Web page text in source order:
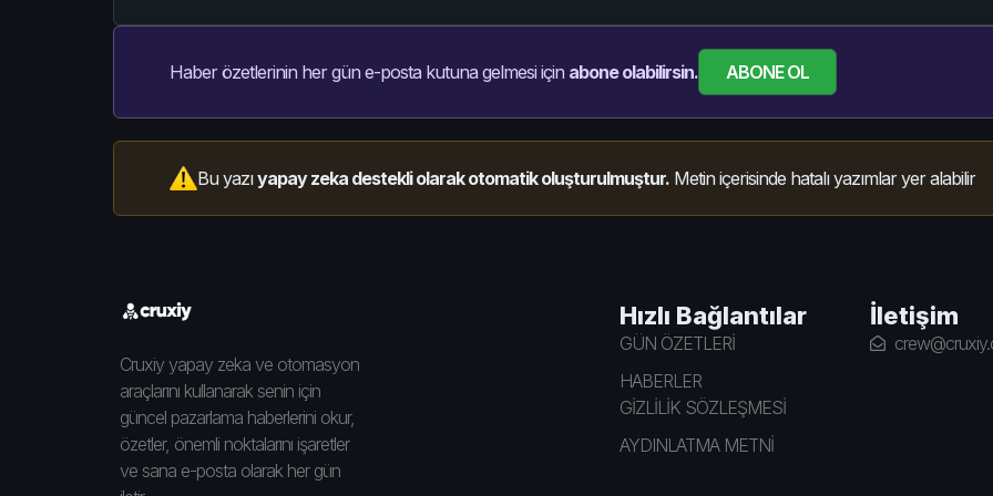
Haber özetlerinin her gün e-posta kutuna gelmesi için abone olabilirsin. ABONE OL
Bu yazıyapay zeka destekli olarak otomatik oluşturulmuştur. Metin içerisinde hatalı yazımlar yer alabilir
Cruxiy yapay zeka ve otomasyon
araçlarını kullanarak senin için
güncel pazarlama haberlerini okur,
özetler, önemli noktalarını işaretler
ve sana e-posta olarak her gün
Hızlı Bağlantılar
GÜN ÖZETLERİ
HABERLER
GİZLİLİK SÖZLEŞMESİ
AYDINLATMA METNİ
İletişim